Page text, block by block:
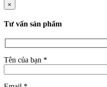
×
Tư vấn sản phẩm
Tên của bạn *